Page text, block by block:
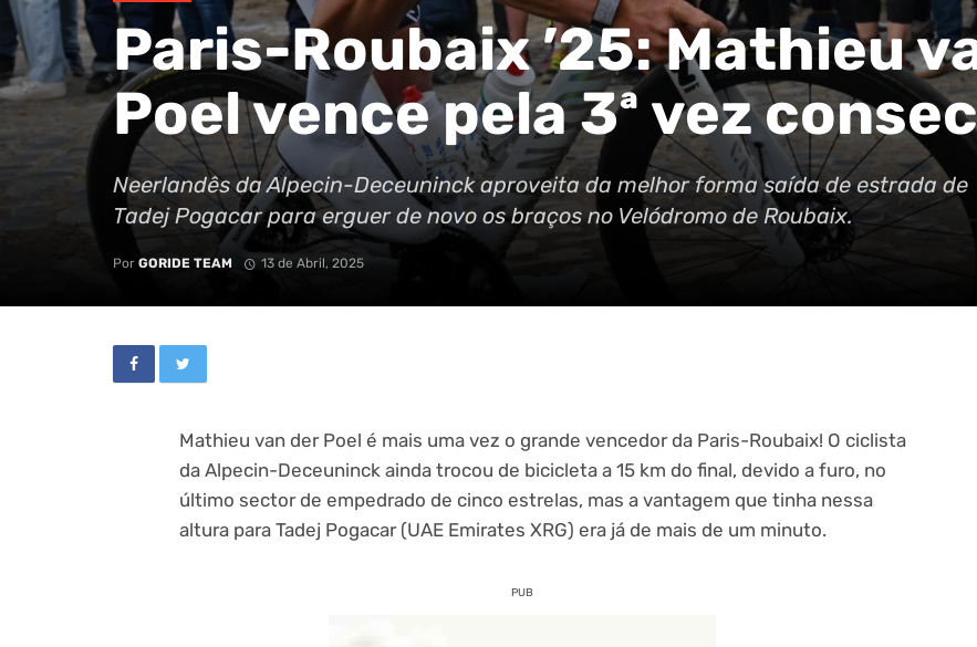
Paris-Roubaix ’25: Mathieu
Poel vence pela 3ª vez
Neerlandês da Alpecin-Deceuninck aproveita da melhor forma saída de estrada de
Tadej Pogacar para erguer de novo os braços no Velódromo de Roubaix.
Por GORIDE TEAM 13 de Abril, 2025
Mathieu van der Poel é mais uma vez o grande vencedor da Paris-Roubaix! O ciclista
da Alpecin-Deceuninck ainda trocou de bicicleta a 15 km do final, devido a furo, no
último sector de empedrado de cinco estrelas, mas a vantagem que tinha nessa
altura para Tadej Pogacar (UAE Emirates XRG) era já de mais de um minuto.
PUB